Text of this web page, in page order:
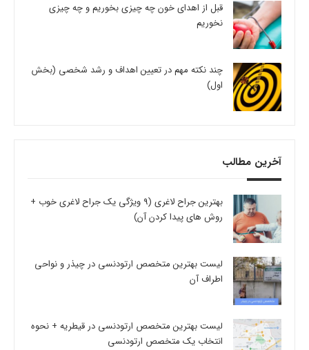
قبل از اهدای خون چه چیزی بخوریم و چه چیزی
نخوریم
چند نکته مهم در تعیین اهداف و رشد شخصی (بخش
اول)
آخرین مطالب
بهترین جراح لاغری (9 ویژگی یک جراح لاغری خوب +
روش های پیدا کردن آن)
لیست بهترین متخصص ارتودنسی در چیذر و نواحی
اطراف آن
لیست بهترین متخصص ارتودنسی در قیطریه + نحوه
انتخاب یک متخصص ارتودنسی